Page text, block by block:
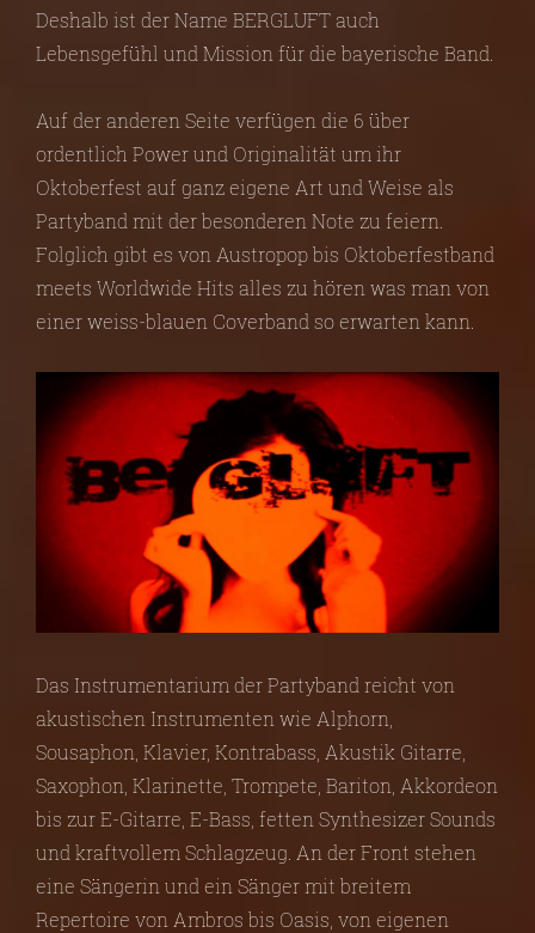
Deshalb ist der Name BERGLUFT auch
Lebensgefühl und Mission für die bayerische Band.
Auf der anderen Seite verfügen die 6 über
ordentlich Power und Originalität um ihr
Oktoberfest auf ganz eigene Art und Weise als
Partyband mit der besonderen Note zu feiern.
Folglich gibt es von Austropop bis Oktoberfestband
meets Worldwide Hits alles zu hören was man von
einer weiss-blauen Coverband so erwarten kann.
Das Instrumentarium der Partyband reicht von
akustischen Instrumenten wie Alphorn,
Sousaphon, Klavier, Kontrabass, Akustik Gitarre,
Saxophon, Klarinette, Trompete, Bariton, Akkordeon
bis zur E-Gitarre, E-Bass, fetten Synthesizer Sounds
und kraftvollem Schlagzeug. An der Front stehen
eine Sängerin und ein Sänger mit breitem
Repertoire von Ambros bis Oasis, von eigenen